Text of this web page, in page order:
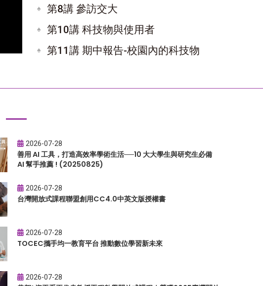
第8講 參訪交大
第10講 科技物與使用者
第11講 期中報告-校園內的科技物
2026-07-28
善用 AI 工具，打造高效率學術生活──10 大大學生與研究生必備
AI 幫手推薦 ! (20250825)
2026-07-28
台灣開放式課程聯盟創用CC4.0中英文版授權書
2026-07-28
TOCEC攜手均一教育平台 推動數位學習新未來
2026-07-28